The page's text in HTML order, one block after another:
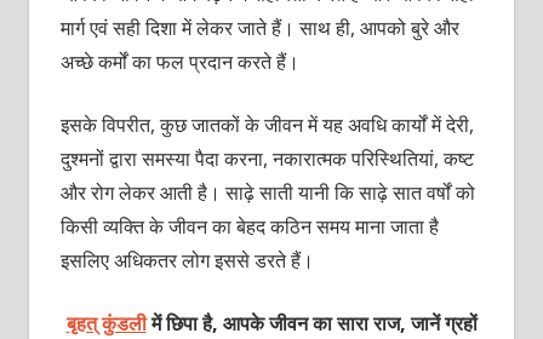
मार्ग एवं सही दिशा में लेकर जाते हैं। साथ ही, आपको बुरे और
अच्छे कर्मों का फल प्रदान करते हैं।
इसके विपरीत, कुछ जातकों के जीवन में यह अवधि कार्यों में देरी,
दुश्मनों द्वारा समस्या पैदा करना, नकारात्मक परिस्थितियां, कष्ट
और रोग लेकर आती है। साढ़े साती यानी कि साढ़े सात वर्षों को
किसी व्यक्ति के जीवन का बेहद कठिन समय माना जाता है
इसलिए अधिकतर लोग इससे डरते हैं।
बृहत् कुंडलीमें छिपा है, आपके जीवन का सारा राज, जानें ग्रहों